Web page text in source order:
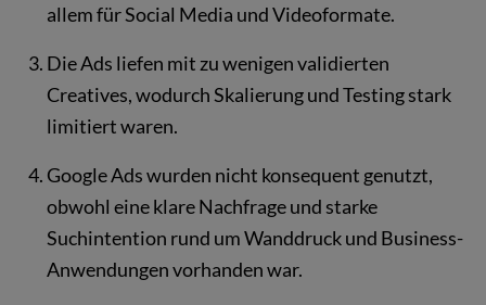
allem für Social Media und Videoformate.
Die Ads liefen mit zu wenigen validierten
Creatives, wodurch Skalierung und Testing stark
limitiert waren.
Google Ads wurden nicht konsequent genutzt,
obwohl eine klare Nachfrage und starke
Suchintention rund um Wanddruck und Business-
Anwendungen vorhanden war.